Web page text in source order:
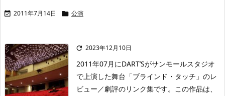
 2011年7月14日  公演
 2023年12月10日
2011年07月にDART’Sがサンモールスタジオ
で上演した舞台「ブラインド・タッチ」のレ
ビュー／劇評のリンク集です。この作品は、